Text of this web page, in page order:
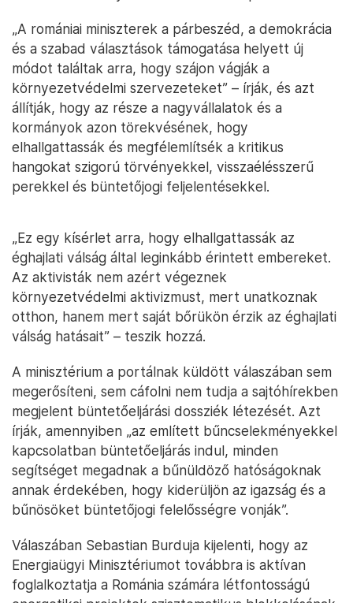
„A romániai miniszterek a párbeszéd, a demokrácia
és a szabad választások támogatása helyett új
módot találtak arra, hogy szájon vágják a
környezetvédelmi szervezeteket” – írják, és azt
állítják, hogy az része a nagyvállalatok és a
kormányok azon törekvésének, hogy
elhallgattassák és megfélemlítsék a kritikus
hangokat szigorú törvényekkel, visszaélésszerű
perekkel és büntetőjogi feljelentésekkel.
„Ez egy kísérlet arra, hogy elhallgattassák az
éghajlati válság által leginkább érintett embereket.
Az aktivisták nem azért végeznek
környezetvédelmi aktivizmust, mert unatkoznak
otthon, hanem mert saját bőrükön érzik az éghajlati
válság hatásait” – teszik hozzá.
A minisztérium a portálnak küldött válaszában sem
megerősíteni, sem cáfolni nem tudja a sajtóhírekben
megjelent büntetőeljárási dossziék létezését. Azt
írják, amennyiben „az említett bűncselekményekkel
kapcsolatban büntetőeljárás indul, minden
segítséget megadnak a bűnüldöző hatóságoknak
annak érdekében, hogy kiderüljön az igazság és a
bűnösöket büntetőjogi felelősségre vonják”.
Válaszában Sebastian Burduja kijelenti, hogy az
Energiaügyi Minisztériumot továbbra is aktívan
foglalkoztatja a Románia számára létfontosságú